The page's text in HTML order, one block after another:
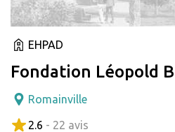
EHPAD
Fondation Léopold
Romainville
2.6 - 22 avis